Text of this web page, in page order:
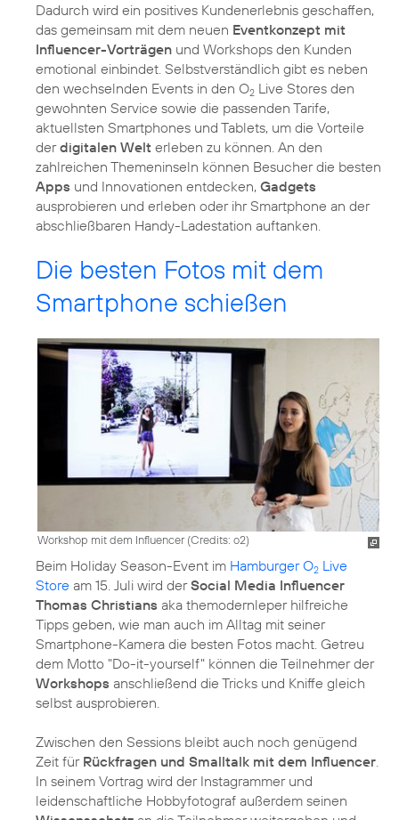
Dadurch wird ein positives Kundenerlebnis geschaffen,
das gemeinsam mit dem neuen Eventkonzept mit
Influencer-Vorträgen und Workshops den Kunden
emotional einbindet. Selbstverständlich gibt es neben
den wechselnden Events in den O2 Live Stores den
gewohnten Service sowie die passenden Tarife,
aktuellsten Smartphones und Tablets, um die Vorteile
derdigitalen Welt erleben zu können. An den
zahlreichen Themeninseln können Besucher die besten
Apps und Innovationen entdecken, Gadgets
ausprobieren und erleben oder ihr Smartphone an der
abschließbaren Handy-Ladestation auftanken.
Die besten Fotos mit dem
Smartphone schießen
Workshop mit dem Influencer (Credits: o2)
Beim Holiday Season-Event im Hamburger O2 Live
Store am 15. Juli wird derSocial Media Influencer
Thomas Christians aka themodernleper hilfreiche
Tipps geben, wie man auch im Alltag mit seiner
Smartphone-Kamera die besten Fotos macht. Getreu
dem Motto "Do-it-yourself" können die Teilnehmer der
Workshops anschließend die Tricks und Kniffe gleich
selbst ausprobieren.
Zwischen den Sessions bleibt auch noch genügend
Zeit für Rückfragen und Smalltalk mit dem Influencer
In seinem Vortrag wird der Instagrammer und
leidenschaftliche Hobbyfotograf außerdem seinen